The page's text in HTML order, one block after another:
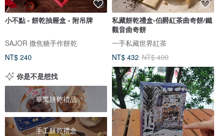
小不點 - 餅乾抽屜盒 - 附吊牌
SAJOR 撒焦糖手作餅乾
NT$ 240
私藏餅乾禮盒-伯爵紅茶曲奇餅/鐵
觀音曲奇餅
一手私藏世界紅茶
NT$ 432 NT$ 490
你是不是想找
畢業餅乾禮品
手工餅乾禮盒